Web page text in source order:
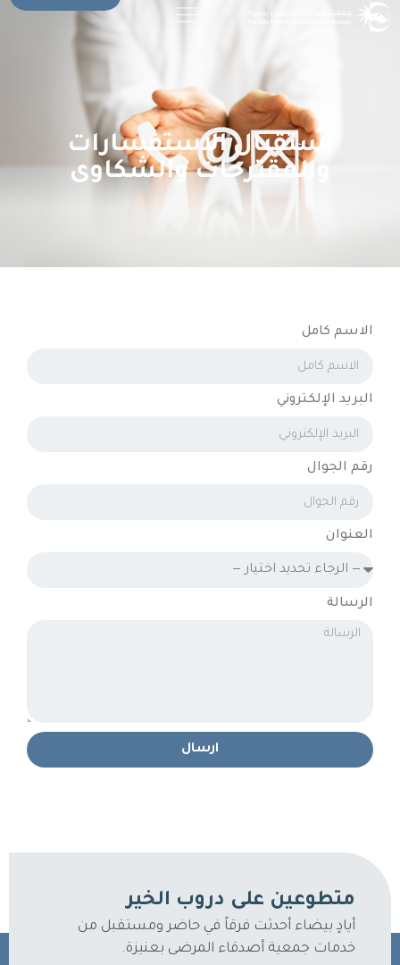
استقبال الاستفسارات
والمقترحات والشكاوى​
الاسم كامل
البريد الإلكتروني
رقم الجوال
العنوان
الرسالة
ارسال
متطوعين على دروب الخير
أيادٍ بيضاء أحدثت فرقاً في حاضر ومستقبل من
خدمات جمعية أصدقاء المرضى بعنيزة.